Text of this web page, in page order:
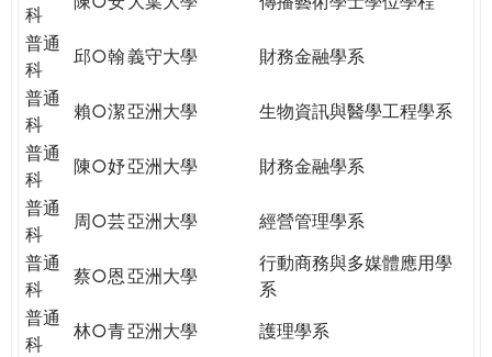
科
普通
科
邱○翰義守大學
財務金融學系
普通
科
賴○潔亞洲大學
生物資訊與醫學工程學系
普通
科
陳○妤亞洲大學
財務金融學系
普通
科
周○芸亞洲大學
經營管理學系
普通
科
蔡○恩 亞洲大學
行動商務與多媒體應用學
系
普通
科
林○青亞洲大學
護理學系